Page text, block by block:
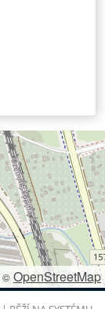
© OpenStreetMap